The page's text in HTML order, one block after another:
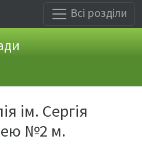
Всі розділи
ім. Сергія
№2 м.